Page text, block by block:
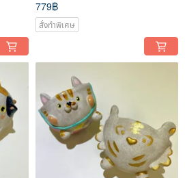
779฿
สั่งทำพิเศษ